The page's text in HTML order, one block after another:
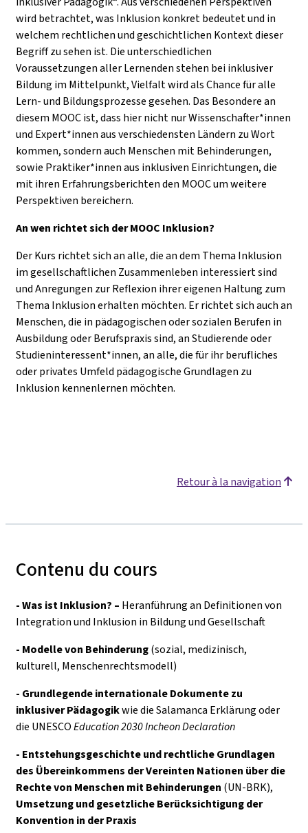
wird betrachtet, was Inklusion konkret bedeutet und in
welchem rechtlichen und geschichtlichen Kontext dieser
Begriff zu sehen ist. Die unterschiedlichen
Voraussetzungen aller Lernenden stehen bei inklusiver
Bildung im Mittelpunkt, Vielfalt wird als Chance für alle
Lern- und Bildungsprozesse gesehen. Das Besondere an
diesem MOOC ist, dass hier nicht nur Wissenschafter*innen
und Expert*innen aus verschiedensten Ländern zu Wort
kommen, sondern auch Menschen mit Behinderungen,
sowie Praktiker*innen aus inklusiven Einrichtungen, die
mit ihren Erfahrungsberichten den MOOC um weitere
Perspektiven bereichern.
An wen richtet sich der MOOC Inklusion?
Der Kurs richtet sich an alle, die an dem Thema Inklusion
im gesellschaftlichen Zusammenleben interessiert sind
und Anregungen zur Reflexion ihrer eigenen Haltung zum
Thema Inklusion erhalten möchten. Er richtet sich auch an
Menschen, die in pädagogischen oder sozialen Berufen in
Ausbildung oder Berufspraxis sind, an Studierende oder
Studieninteressent*innen, an alle, die für ihr berufliches
oder privates Umfeld pädagogische Grundlagen zu
Inklusion kennenlernen möchten.
Retour à la navigation
Contenu du cours
- Was ist Inklusion? – Heranführung an Definitionen von
Integration und Inklusion in Bildung und Gesellschaft
- Modelle von Behinderung(sozial, medizinisch,
kulturell, Menschenrechtsmodell)
- Grundlegende internationale Dokumente zu
inklusiver Pädagogikwie die Salamanca Erklärung oder
die UNESCOEducation 2030 Incheon Declaration
- Entstehungsgeschichte und rechtliche Grundlagen
des Übereinkommens der Vereinten Nationen über die
Rechte von Menschen mit Behinderungen (UN-BRK),
Umsetzung und gesetzliche Berücksichtigung der
Konvention in der Praxis